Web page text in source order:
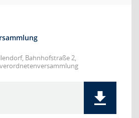
Bahnhofstraße 2,